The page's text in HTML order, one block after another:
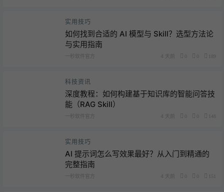
实用技巧
如何找到合适的 AI 模型与 Skill？选型方法论
与实用指南
一秒软件官方 189
科技资讯
深度教程：如何构建基于知识库的智能问答技
能（RAG Skill）
一秒软件官方 148
实用技巧
AI 提示词怎么写效果最好？从入门到精通的
完整指南
一秒软件官方 151